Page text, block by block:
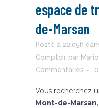
espace de
de-Marsan
Posté à 22:05h
Comptoir par
Commentaires
0
Vous recherchez
Mont-de-Marsan